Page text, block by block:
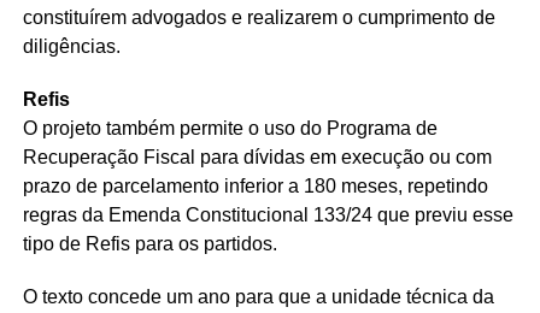
constituírem advogados e realizarem o cumprimento de
diligências.
Refis
O projeto também permite o uso do Programa de
Recuperação Fiscal para dívidas em execução ou com
prazo de parcelamento inferior a 180 meses, repetindo
regras da Emenda Constitucional 133/24 que previu esse
tipo de Refis para os partidos.
O texto concede um ano para que a unidade técnica da